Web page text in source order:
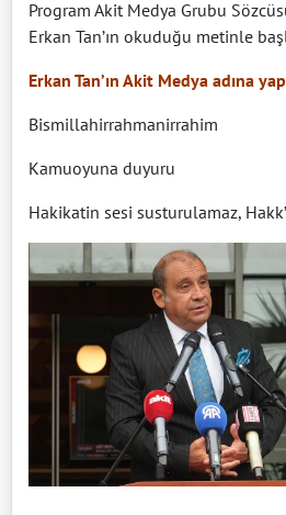
Program Akit Medya Grubu
Erkan Tan’ın okuduğu metinle
Erkan Tan’ın Akit Medya adına
Bismillahirrahmanirrahim
Kamuoyuna duyuru
Hakikatin sesi susturulamaz,